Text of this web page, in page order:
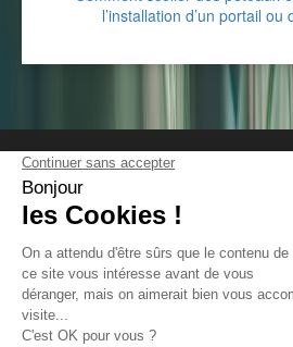
l’installation d’un portail ou